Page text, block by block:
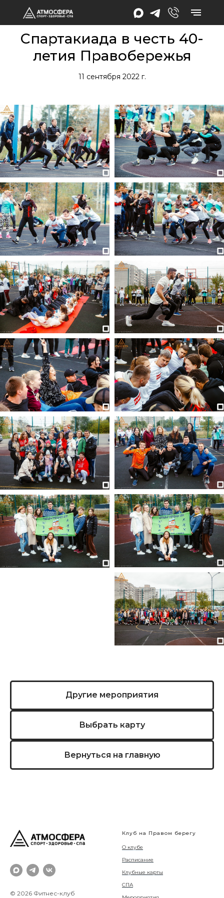
Спартакиада в честь 40-
летия Правобережья
11 сентября 2022 г.
Другие мероприятия
Выбрать карту
Вернуться на главную
© 2026 Фитнес-клуб
Клуб на Правом берегу
О клубе
Расписание
Клубные карты
СПА